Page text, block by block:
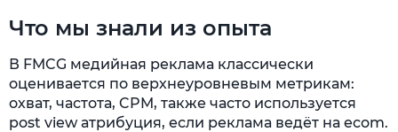
Что мы знали из опыта
В FMCG медийная реклама классически
оценивается по верхнеуровневым метрикам:
охват, частота, CPM, также часто используется
post view атрибуция, если реклама ведёт на ecom.